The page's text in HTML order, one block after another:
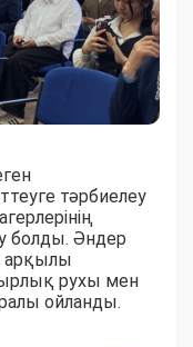
тәрбиелеу
болды. Әндер
арқылы
рухы мен
ойланды.